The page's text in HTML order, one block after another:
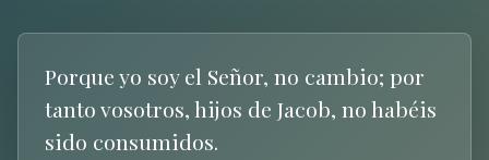
Porque yo soy el Señor, no cambio; por
tanto vosotros, hijos de Jacob, no habéis
sido consumidos.